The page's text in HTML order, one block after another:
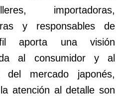
importadoras,
y responsables de
aporta una visión
al consumidor y al
del mercado japonés,
atención al detalle son